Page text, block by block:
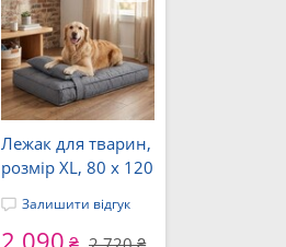
Лежак для тварин,
розмір XL, 80 x 120
мікрофібра, із
чохлом на
Залишити відгук
2 090